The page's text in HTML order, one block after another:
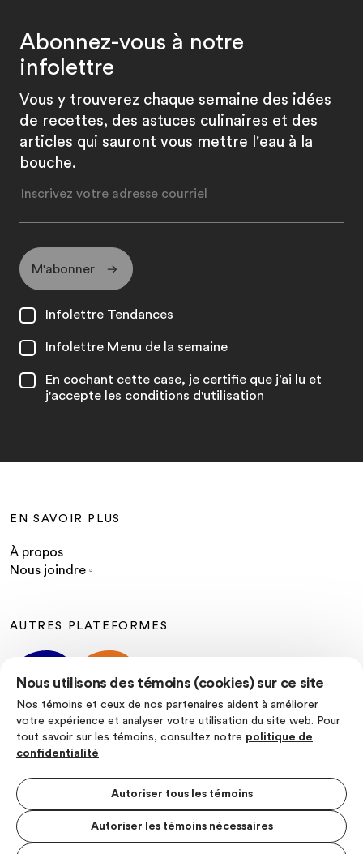
Nous utilisons des témoins (cookies) sur ce site
Nos témoins et ceux de nos partenaires aident à améliorer
votre expérience et analyser votre utilisation du site web. Pour
tout savoir sur les témoins, consultez notre politique de
confidentialité
Autoriser tous les témoins
Autoriser les témoins nécessaires
Abonnez-vous à notre
infolettre
Vous y trouverez chaque semaine des idées
de recettes, des astuces culinaires et des
articles qui sauront vous mettre l'eau à la
bouche.
M'abonner
Infolettre Tendances
Infolettre Menu de la semaine
En cochant cette case, je certifie que j’ai lu et
j'accepte les conditions d'utilisation
EN SAVOIR PLUS
À propos
Nous joindre
AUTRES PLATEFORMES
Politique de confidentialité